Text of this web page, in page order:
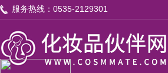
服务热线：0535-2129301